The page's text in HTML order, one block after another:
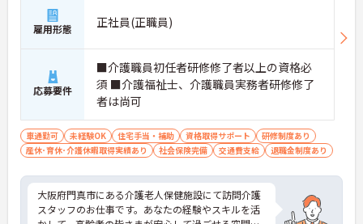
雇用形態 正社員(正職員)
応募要件
■介護職員初任者研修修了者以上の資格必
須 ■介護福祉士、介護職員実務者研修修了
者は尚可
車通勤可 未経験OK 住宅手当・補助 資格取得サポート
研修制度あり
産休･育休･介護休暇取得実績あり
社会保険完備 交通費支給 退職金制度あり
大阪府門真市にある介護老人保健施設にて訪問介護
スタッフのお仕事です。あなたの経験やスキルを活